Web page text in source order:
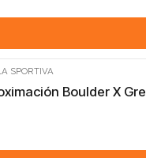
SPORTIVA
Boulder X